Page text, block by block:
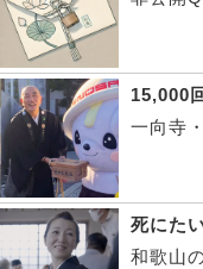
15,000
一向寺
死にた
和歌山